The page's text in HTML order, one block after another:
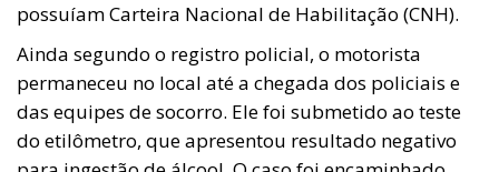
possuíam Carteira Nacional de Habilitação (CNH).
Ainda segundo o registro policial, o motorista
permaneceu no local até a chegada dos policiais e
das equipes de socorro. Ele foi submetido ao teste
do etilômetro, que apresentou resultado negativo